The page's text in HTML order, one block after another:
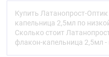
Установлено, что
существенного
влаги и на
Купить Латанопрост-
капельница 2,5мл по
Сколько стоит
флакон-капельница 2,5мл